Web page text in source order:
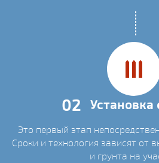
02 Установка
Это первый этап
Сроки и технология зависят от
и грунта на